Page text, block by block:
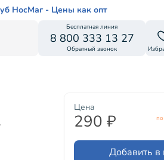
НосМаг - Цены как опт
Бесплатная линия
8 800 333 13 27
Обратный звонок
Цена
290 ₽
Добавить в